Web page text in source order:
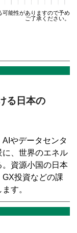
能性がありますので予め
ご了承ください。
る日本の
やデータセンタ
、世界のエネル
資源小国の日本
投資などの課
す。